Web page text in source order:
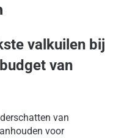
valkuilen bij
van
van
voor